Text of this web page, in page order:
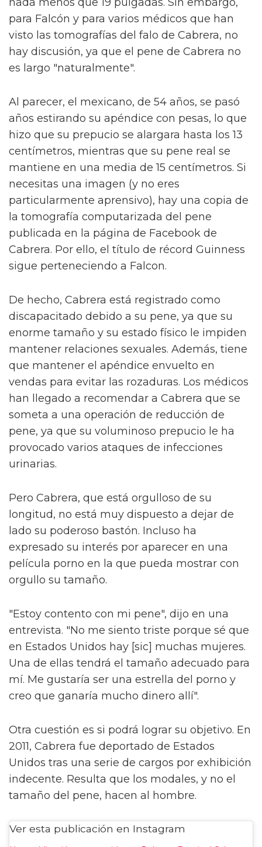
para Falcón y para varios médicos que han
visto las tomografías del falo de Cabrera, no
hay discusión, ya que el pene de Cabrera no
es largo "naturalmente".
Al parecer, el mexicano, de 54 años, se pasó
años estirando su apéndice con pesas, lo que
hizo que su prepucio se alargara hasta los 13
centímetros, mientras que su pene real se
mantiene en una media de 15 centímetros. Si
necesitas una imagen (y no eres
particularmente aprensivo), hay una copia de
la tomografía computarizada del pene
publicada en la página de Facebook de
Cabrera. Por ello, el título de récord Guinness
sigue perteneciendo a Falcon.
De hecho, Cabrera está registrado como
discapacitado debido a su pene, ya que su
enorme tamaño y su estado físico le impiden
mantener relaciones sexuales. Además, tiene
que mantener el apéndice envuelto en
vendas para evitar las rozaduras. Los médicos
han llegado a recomendar a Cabrera que se
someta a una operación de reducción de
pene, ya que su voluminoso prepucio le ha
provocado varios ataques de infecciones
urinarias.
Pero Cabrera, que está orgulloso de su
longitud, no está muy dispuesto a dejar de
lado su poderoso bastón. Incluso ha
expresado su interés por aparecer en una
película porno en la que pueda mostrar con
orgullo su tamaño.
"Estoy contento con mi pene", dijo en una
entrevista. "No me siento triste porque sé que
en Estados Unidos hay [sic] muchas mujeres.
Una de ellas tendrá el tamaño adecuado para
mí. Me gustaría ser una estrella del porno y
creo que ganaría mucho dinero allí".
Otra cuestión es si podrá lograr su objetivo. En
2011, Cabrera fue deportado de Estados
Unidos tras una serie de cargos por exhibición
indecente. Resulta que los modales, y no el
tamaño del pene, hacen al hombre.
Ver esta publicación en Instagram